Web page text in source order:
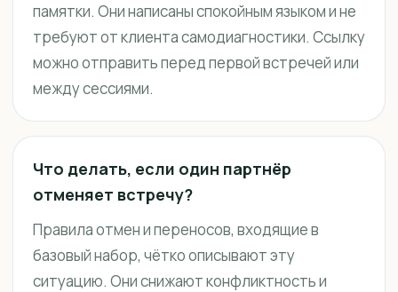
памятки. Они написаны спокойным языком и не
требуют от клиента самодиагностики. Ссылку
можно отправить перед первой встречей или
между сессиями.
Что делать, если один партнёр
отменяет встречу?
Правила отмен и переносов, входящие в
базовый набор, чётко описывают эту
ситуацию. Они снижают конфликтность и